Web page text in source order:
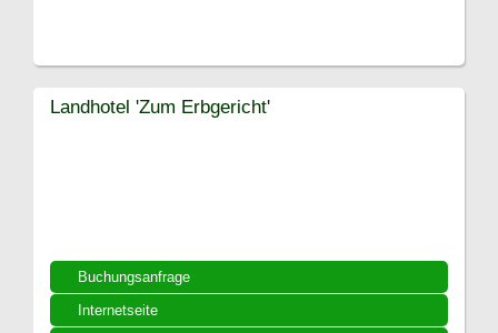
Buchungsanfrage
Internetseite
Landhotel 'Zum Erbgericht'